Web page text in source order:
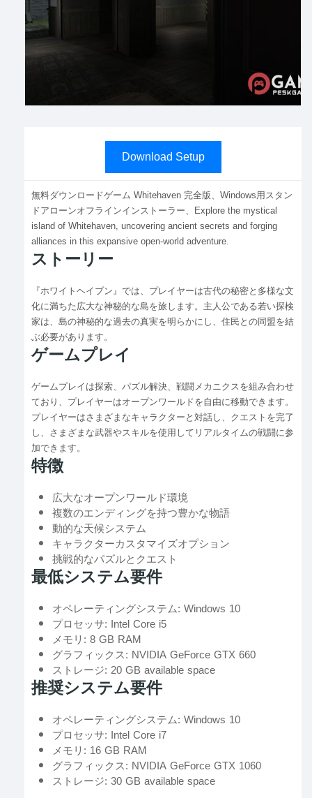
Download Setup
無料ダウンロードゲーム Whitehaven 完全版、Windows用スタン
ドアローンオフラインインストーラー、Explore the mystical
island of Whitehaven, uncovering ancient secrets and forging
alliances in this expansive open-world adventure.
ストーリー
『ホワイトヘイブン』では、プレイヤーは古代の秘密と多様な文
化に満ちた広大な神秘的な島を旅します。主人公である若い探検
家は、島の神秘的な過去の真実を明らかにし、住民との同盟を結
ぶ必要があります。
ゲームプレイ
ゲームプレイは探索、パズル解決、戦闘メカニクスを組み合わせ
ており、プレイヤーはオープンワールドを自由に移動できます。
プレイヤーはさまざまなキャラクターと対話し、クエストを完了
し、さまざまな武器やスキルを使用してリアルタイムの戦闘に参
加できます。
特徴
広大なオープンワールド環境
複数のエンディングを持つ豊かな物語
動的な天候システム
キャラクターカスタマイズオプション
挑戦的なパズルとクエスト
最低システム要件
オペレーティングシステム: Windows 10
プロセッサ: Intel Core i5
メモリ: 8 GB RAM
グラフィックス: NVIDIA GeForce GTX 660
ストレージ: 20 GB available space
推奨システム要件
オペレーティングシステム: Windows 10
プロセッサ: Intel Core i7
メモリ: 16 GB RAM
グラフィックス: NVIDIA GeForce GTX 1060
ストレージ: 30 GB available space